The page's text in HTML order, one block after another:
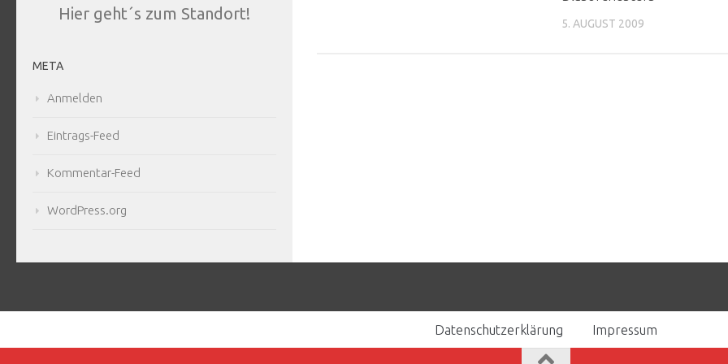
5. AUGUST 2009
Hier geht´s zum Standort!
META
Anmelden
Eintrags-Feed
Kommentar-Feed
WordPress.org
Datenschutzerklärung Impressum